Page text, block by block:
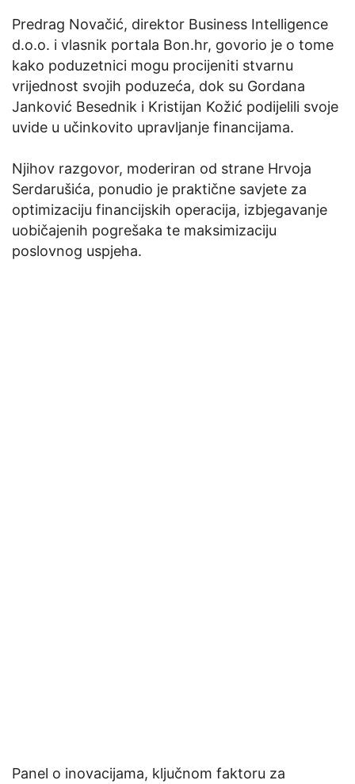
Predrag Novačić, direktor Business Intelligence
d.o.o. i vlasnik portala Bon.hr, govorio je o tome
kako poduzetnici mogu procijeniti stvarnu
vrijednost svojih poduzeća, dok su Gordana
Janković Besednik i Kristijan Kožić podijelili svoje
uvide u učinkovito upravljanje financijama.
Njihov razgovor, moderiran od strane Hrvoja
Serdarušića, ponudio je praktične savjete za
optimizaciju financijskih operacija, izbjegavanje
uobičajenih pogrešaka te maksimizaciju
poslovnog uspjeha.
Panel o inovacijama, ključnom faktoru za